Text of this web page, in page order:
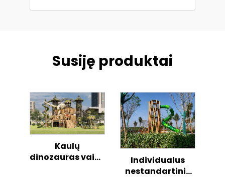
Susiję produktai
Kaulų
dinozauras vaikų
Individualus
nestandartinis